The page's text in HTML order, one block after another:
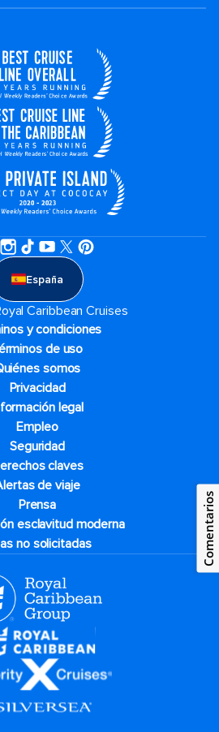
España
Caribbean Cruises
y condiciones
de uso
somos
Privacidad
legal
Empleo
Seguridad
claves
de viaje
Prensa
esclavitud moderna
no solicitadas
Comentarios